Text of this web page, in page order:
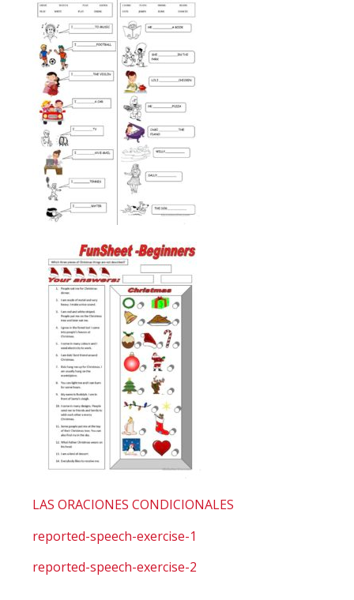
LAS ORACIONES CONDICIONALES
reported-speech-exercise-1
reported-speech-exercise-2